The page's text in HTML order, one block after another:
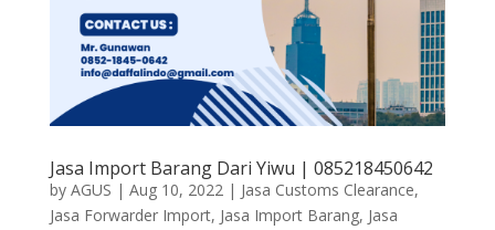
Jasa Import Barang Dari Yiwu | 085218450642
by AGUS | Aug 10, 2022 | Jasa Customs Clearance,
Jasa Forwarder Import, Jasa Import Barang, Jasa